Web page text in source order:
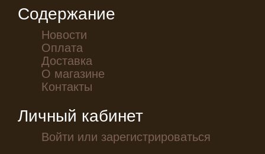
Содержание
Новости
Оплата
Доставка
О магазине
Контакты
Личный кабинет
Войти или зарегистрироваться